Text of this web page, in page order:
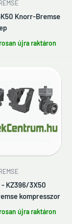
Knorr-Bremse
újra raktáron
KZ396/3X50
kompresszor
újra raktáron